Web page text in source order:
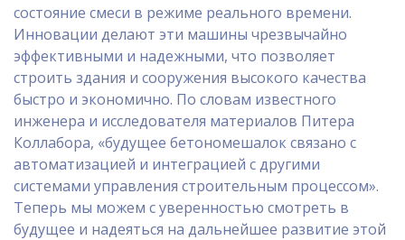
состояние смеси в режиме реального времени.
Инновации делают эти машины чрезвычайно
эффективными и надежными, что позволяет
строить здания и сооружения высокого качества
быстро и экономично. По словам известного
инженера и исследователя материалов Питера
Коллабора, «будущее бетономешалок связано с
автоматизацией и интеграцией с другими
системами управления строительным процессом».
Теперь мы можем с уверенностью смотреть в
будущее и надеяться на дальнейшее развитие этой